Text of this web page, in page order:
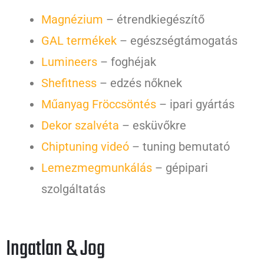
Magnézium – étrendkiegészítő
GAL termékek – egészségtámogatás
Lumineers – foghéjak
Shefitness – edzés nőknek
Műanyag Fröccsöntés – ipari gyártás
Dekor szalvéta – esküvőkre
Chiptuning videó – tuning bemutató
Lemezmegmunkálás – gépipari
szolgáltatás
Ingatlan & Jog